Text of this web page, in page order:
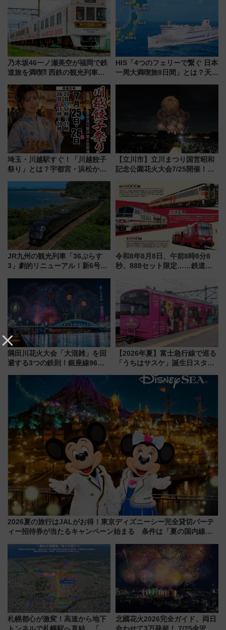
乃木坂46一ノ瀬美空が福岡で鉄
道旅を満喫⁈ 西鉄の観光列車
CHIKUGO」で巡る福岡･太宰
府･柳川の旅！YouTubeが公開
に
HIS「4つのフェリーで繋ぐ 日本
一周大満喫旅8日間」とは？天橋
雑な手続きも不要でお手軽に楽
しめるプランが登場
埼玉・川越駅すぐ！「川越餃子
祭り」とは？宇都宮・浜松から
を食べ比べ【7月25日・26日開
【立川市】立川まつり国営昭和
記念公園花火大会7/25開催！
混雑に要注意、その理由は
JR九州の観光列車「36ぷらす
3」劇的リニューアル！新6号車
別 “プレミアムランチ”導入･ル
ートや価格など解説
令和8年8月8日、午前8時8分8
秒、888セット限定……鉄道各
隅田川花火大会「大混雑」を回
避する3つの鉄則！銀座線96本
ツリー駅の規制まとめ 7/25開催
（2026年）
【2026年夏】富士急行線で巡る
「うちはサスケ」誕生日スタン
定グルメ＆グッズ徹底ガイド
2026夏の旅行はJALがお得！東京ディズニーシー完全貸切パーテ
ィー招待券が当たるキャンペーン始まる 条件は「夏の国内線に2
札幌都心が激変！高速から地下
トンネルで札幌駅へ直結、「創
北國花火2026完全ガイド、両日
合わせて3万発超！ 7/25金沢大